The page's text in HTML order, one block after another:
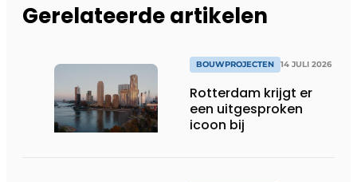
Gerelateerde artikelen
BOUWPROJECTEN 14 JULI 2026
Rotterdam krijgt er
een uitgesproken
icoon bij